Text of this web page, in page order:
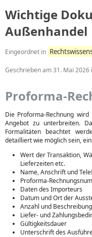
Wichtige
Außenhandel
Eingeordnet in
Geschrieben am31. Mai 2026
Proforma-
Die Proforma-Rechnung
Angebot zu unterbreiten.
Formalitäten beachtet
detailliert wie möglich sein,
Wert der Transaktion,
Lieferzeiten etc.
Name, Anschrift und
Proforma-
Daten des Importeurs
Datum und Ort der
Anzahl und
Liefer- und
Gültigkeitsdauer
Unterschrift des